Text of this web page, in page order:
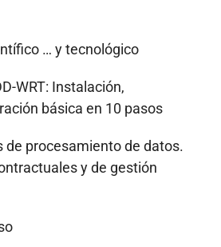
… y tecnológico
WRT: Instalación,
básica en 10 pasos
de procesamiento de datos.
y de gestión